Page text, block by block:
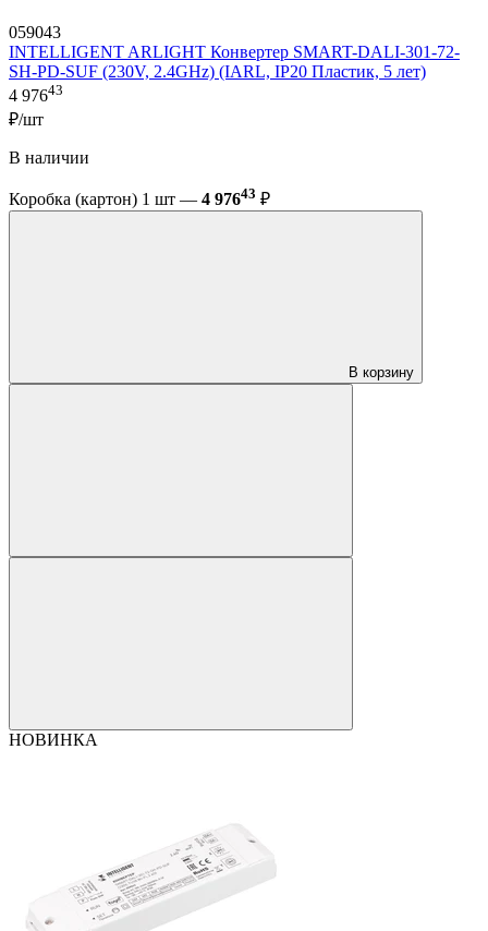
059043
INTELLIGENT ARLIGHT Конвертер SMART-DALI-301-72-
SH-PD-SUF (230V, 2.4GHz) (IARL, IP20 Пластик, 5 лет)
4 97643
₽/шт
В наличии
Коробка (картон) 1 шт — 4 97643 ₽
В корзину
НОВИНКА